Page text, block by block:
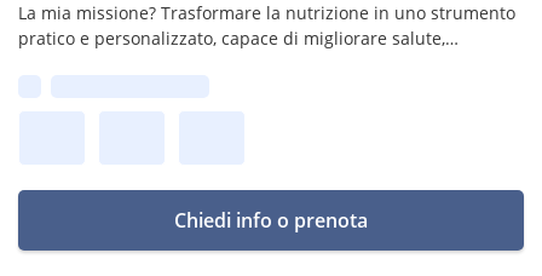
La mia missione? Trasformare la nutrizione in uno strumento
pratico e personalizzato, capace di migliorare salute,
Chiedi info o prenota